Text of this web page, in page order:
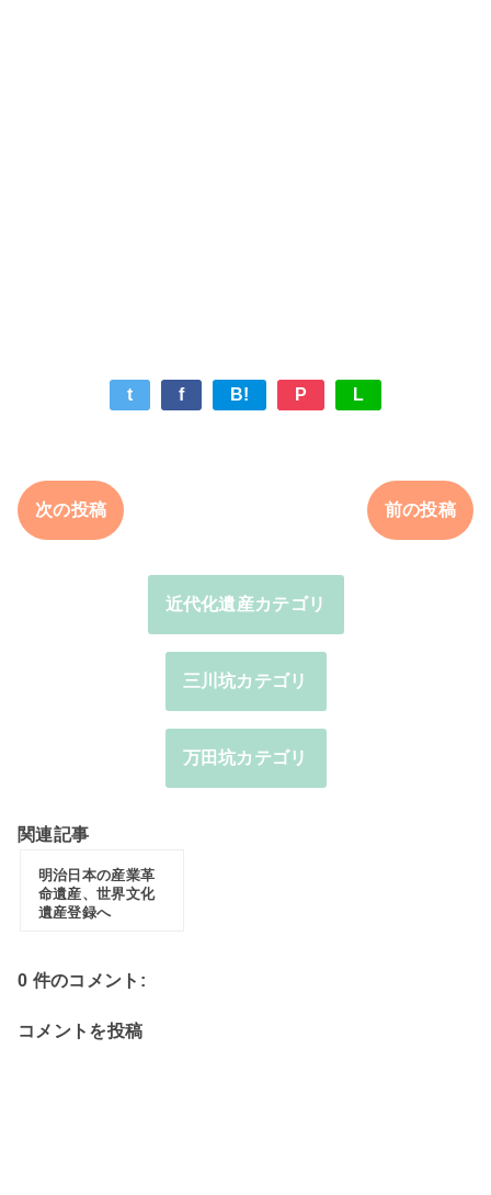
t f B! P L
次の投稿 前の投稿
近代化遺産カテゴリ
三川坑カテゴリ
万田坑カテゴリ
関連記事
明治日本の産業革
命遺産、世界文化
遺産登録へ
0 件のコメント:
コメントを投稿